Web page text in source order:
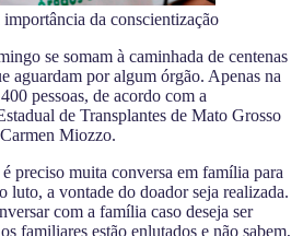
da conscientização
se somam à caminhada de centenas
aguardam por algum órgão. Apenas na
pessoas, de acordo com a
de Transplantes de Mato Grosso
Miozzo.
preciso muita conversa em família para
a vontade do doador seja realizada.
com a família caso deseja ser
familiares estão enlutados e não sabem,